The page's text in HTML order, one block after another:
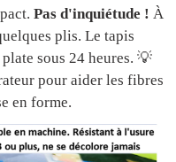
Pas d'inquiétude ! À
plis. Le tapis
sous 24 heures. 💡
pour aider les fibres
en forme.